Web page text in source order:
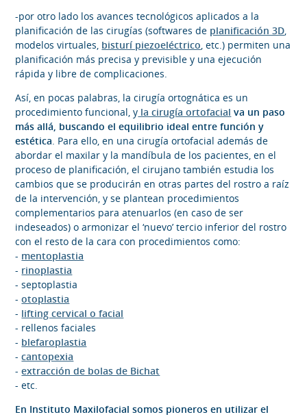
-por otro lado los avances tecnológicos aplicados a la
planificación de las cirugías (softwares de planificación 3D,
modelos virtuales, bisturí piezoeléctrico, etc.) permiten una
planificación más precisa y previsible y una ejecución
rápida y libre de complicaciones.
Así, en pocas palabras, la cirugía ortognática es un
procedimiento funcional, y la cirugía ortofacial va un paso
más allá, buscando el equilibrio ideal entre función y
estética. Para ello, en una cirugía ortofacial además de
abordar el maxilar y la mandíbula de los pacientes, en el
proceso de planificación, el cirujano también estudia los
cambios que se producirán en otras partes del rostro a raíz
de la intervención, y se plantean procedimientos
complementarios para atenuarlos (en caso de ser
indeseados) o armonizar el ‘nuevo’ tercio inferior del rostro
con el resto de la cara con procedimientos como:
- mentoplastia
- rinoplastia
- septoplastia
-otoplastia
- lifting cervical o facial
- rellenos faciales
- blefaroplastia
-cantopexia
-extracción de bolas de Bichat
- etc.
En Instituto Maxilofacial somos pioneros en utilizar el